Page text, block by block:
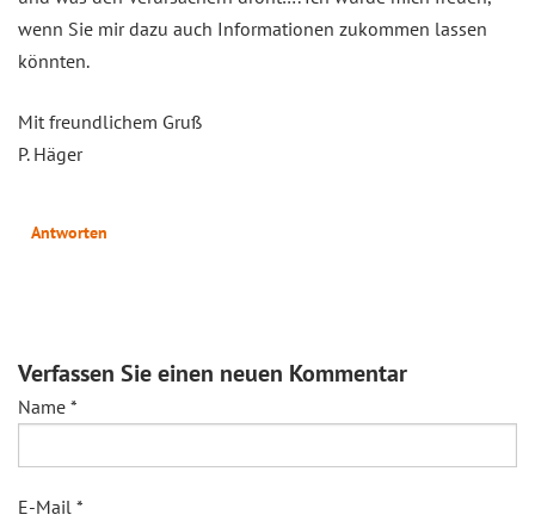
wenn Sie mir dazu auch Informationen zukommen lassen
könnten.
Mit freundlichem Gruß
P. Häger
Antworten
Verfassen Sie einen neuen Kommentar
Name *
E-Mail *